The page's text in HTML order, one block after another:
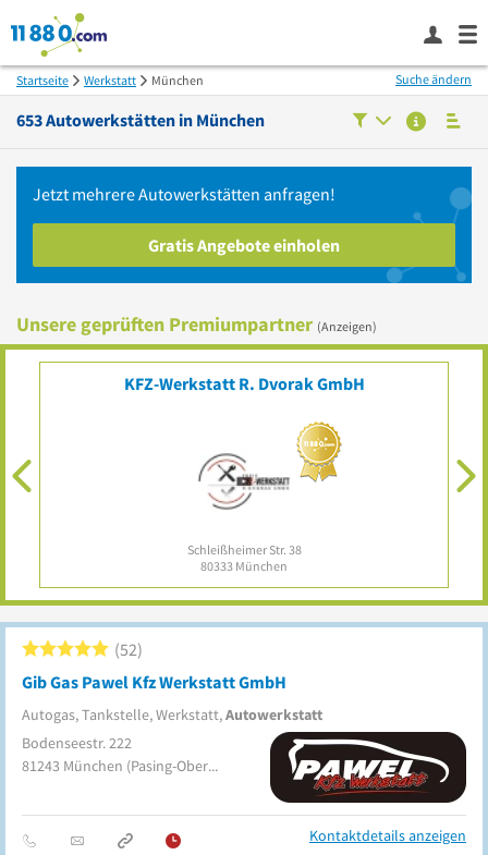
Startseite Werkstatt München
653Autowerkstätten in München
Suche ändern
Jetzt mehrereAutowerkstätten anfragen!
Gratis Angebote einholen
Unsere geprüften Premiumpartner (Anzeigen)
KFZ-Werkstatt R. Dvorak GmbH
Schleißheimer Str. 38
80333 München
Gib Gas Pawel Kfz Werkstatt GmbH
Autogas, Tankstelle, Werkstatt,Autowerkstatt
52
Bodenseestr. 222
81243 München (Pasing-Obermenzing)
Kontaktdetails anzeigen